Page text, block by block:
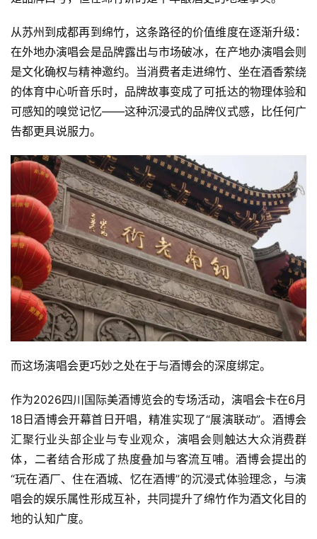
物
酒
观
活
动
动
态
视
频
登录 注册
从苏州到成都再到绵竹，这条路径的价值维度在逐渐升级：
在外地办演唱会是品牌露出与市场破冰，在产地办演唱会则
是文化确权与精神邀约。当消费者走进绵竹、坐在酒香萦绕
的体育中心听音乐时，品牌故事变成了可抵达的物理体验和
可感知的嗅觉记忆——这种沉浸式的品牌仪式感，比任何广
告都更具说服力。
而这场演唱会更巧妙之处在于与酒博会的深度绑定。
作为2026四川国际美酒博览会的专场活动，演唱会卡在6月
18日酒博会开幕首日开唱，精准实现了“展演联动”。酒博会
汇聚行业头部企业与专业观众，演唱会则触达大众消费群
体，二者结合形成了热度叠加与客流互哺。酒博会提出的
“玩在酒厂、住在酒城、忆在酒博”的沉浸式体验理念，与演
唱会的娱乐属性形成互补，共同提升了绵竹作为酒文化目的
地的认知广度。